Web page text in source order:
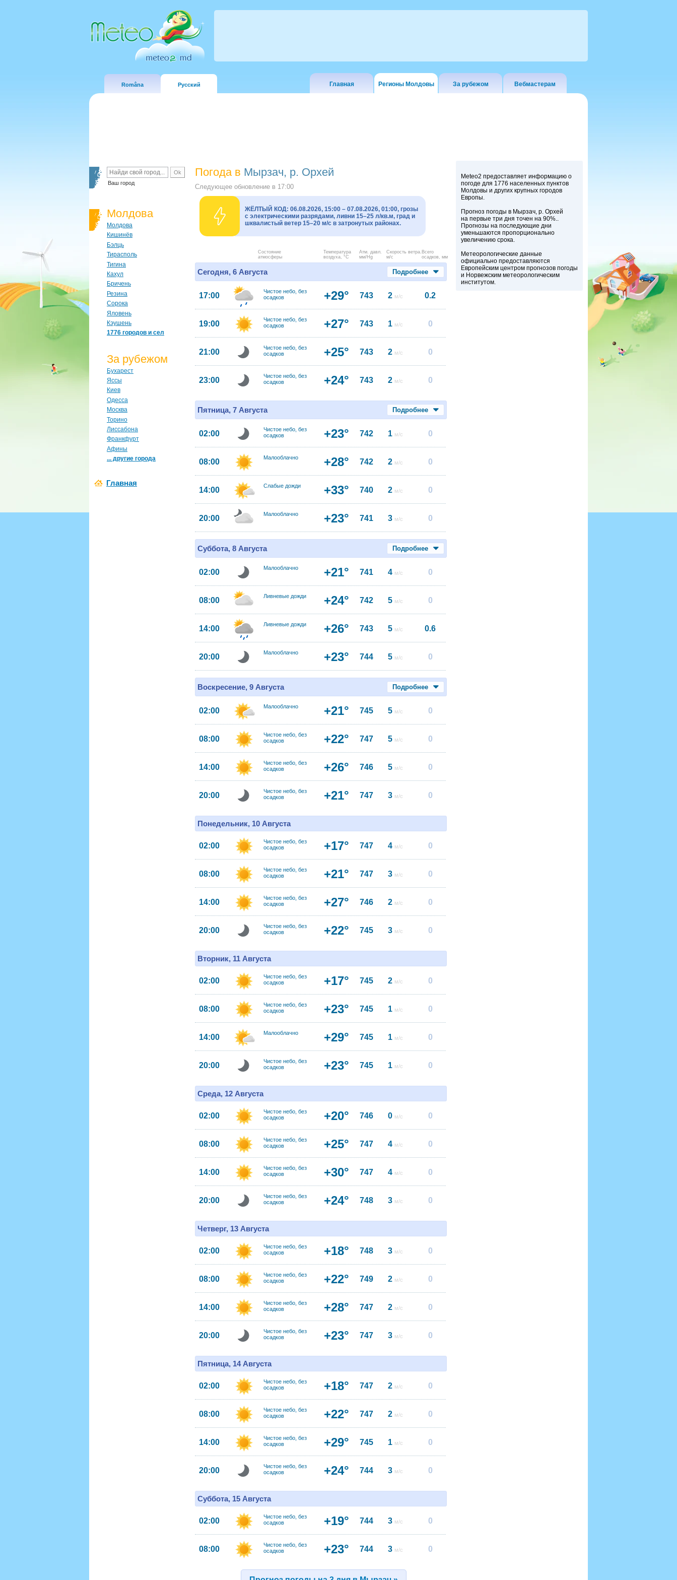
Româna Русский Главная Регионы Молдовы За рубежом Вебмастерам
Ваш город
Молдова
Молдова
Кишинёв
Бэлць
Тирасполь
Тигина
Кахул
Бричень
Резина
Сорока
Яловень
Кэушень
1776 городов и сел
За рубежом
Бухарест
Яссы
Киев
Одесса
Москва
Торино
Лиссабона
Франкфурт
Афины
... другие города
Главная
Погода в Мырзач, р. Орхей
Следующее обновление в 17:00
ЖЁЛТЫЙ КОД: 06.08.2026, 15:00 – 07.08.2026, 01:00, грозы
с электрическими разрядами, ливни 15–25 л/кв.м, град и
шквалистый ветер 15–20 м/с в затронутых районах.
Состояние
атмосферы
Температура
воздуха, °C
Атм. давл.
мм/Hg
Скорость ветра.
м/с
Всего
осадков, мм
Сегодня, 6 Августа Подробнее
17:00
Чистое небо, без
осадков
+29° 743 2 м/с 0.2
19:00
Чистое небо, без
осадков
+27° 743 1 м/с 0
21:00
Чистое небо, без
осадков
+25° 743 2 м/с 0
23:00
Чистое небо, без
осадков
+24° 743 2 м/с 0
Пятница, 7 Августа Подробнее
02:00
Чистое небо, без
осадков
+23° 742 1 м/с 0
08:00 Малооблачно +28° 742 2 м/с 0
14:00 Слабые дожди +33° 740 2 м/с 0
20:00 Малооблачно +23° 741 3 м/с 0
Суббота, 8 Августа Подробнее
02:00 Малооблачно +21° 741 4 м/с 0
08:00 Ливневые дожди +24° 742 5 м/с 0
14:00 Ливневые дожди +26° 743 5 м/с 0.6
20:00 Малооблачно +23° 744 5 м/с 0
Воскресение, 9 Августа Подробнее
02:00 Малооблачно +21° 745 5 м/с 0
08:00
Чистое небо, без
осадков
+22° 747 5 м/с 0
14:00
Чистое небо, без
осадков
+26° 746 5 м/с 0
20:00
Чистое небо, без
осадков
+21° 747 3 м/с 0
Понедельник, 10 Августа
02:00
Чистое небо, без
осадков
+17° 747 4 м/с 0
08:00
Чистое небо, без
осадков
+21° 747 3 м/с 0
14:00
Чистое небо, без
осадков
+27° 746 2 м/с 0
20:00
Чистое небо, без
осадков
+22° 745 3 м/с 0
Вторник, 11 Августа
02:00
Чистое небо, без
осадков
+17° 745 2 м/с 0
08:00
Чистое небо, без
осадков
+23° 745 1 м/с 0
14:00 Малооблачно +29° 745 1 м/с 0
20:00
Чистое небо, без
осадков
+23° 745 1 м/с 0
Среда, 12 Августа
02:00
Чистое небо, без
осадков
+20° 746 0 м/с 0
08:00
Чистое небо, без
осадков
+25° 747 4 м/с 0
14:00
Чистое небо, без
осадков
+30° 747 4 м/с 0
20:00
Чистое небо, без
осадков
+24° 748 3 м/с 0
Четверг, 13 Августа
02:00
Чистое небо, без
осадков
+18° 748 3 м/с 0
08:00
Чистое небо, без
осадков
+22° 749 2 м/с 0
14:00
Чистое небо, без
осадков
+28° 747 2 м/с 0
20:00
Чистое небо, без
осадков
+23° 747 3 м/с 0
Пятница, 14 Августа
02:00
Чистое небо, без
осадков
+18° 747 2 м/с 0
08:00
Чистое небо, без
осадков
+22° 747 2 м/с 0
14:00
Чистое небо, без
осадков
+29° 745 1 м/с 0
20:00
Чистое небо, без
осадков
+24° 744 3 м/с 0
Суббота, 15 Августа
02:00
Чистое небо, без
осадков
+19° 744 3 м/с 0
08:00
Чистое небо, без
осадков
+23° 744 3 м/с 0
Meteo2 предоставляет информацию о
погоде для 1776 населенных пунктов
Молдовы и других крупных городов
Европы.
Прогноз погоды в Мырзач, р. Орхей
на первые три дня точен на 90%..
Прогнозы на последующие дни
уменьшаются пропорционально
увеличению срока.
Метеорологические данные
официально предоставляются
Европейским центром прогнозов погоды
и Норвежским метеорологическим
институтом.